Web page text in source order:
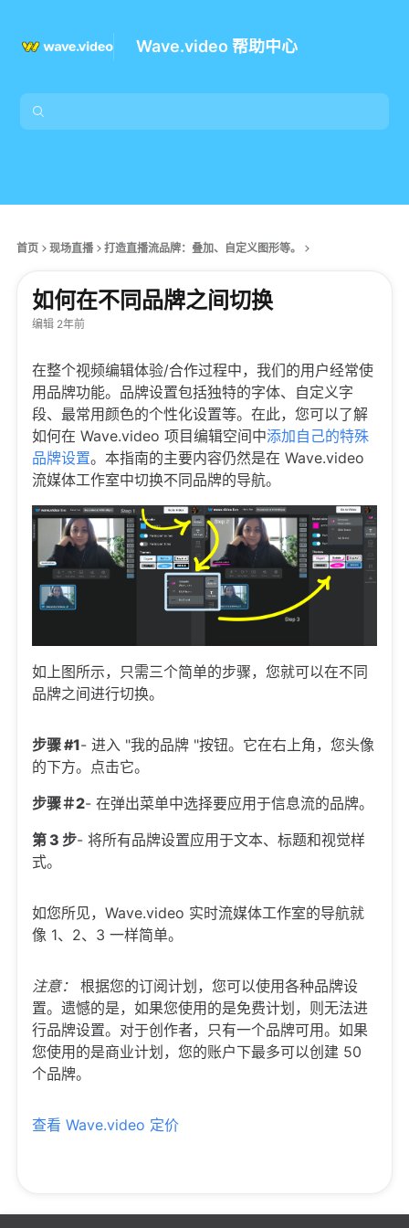
Wave.video 帮助中心
首页 现场直播 打造直播流品牌：叠加、自定义图形等。
如何在不同品牌之间切换
编辑 2年前
在整个视频编辑体验/合作过程中，我们的用户经常使
用品牌功能。品牌设置包括独特的字体、自定义字
段、最常用颜色的个性化设置等。在此，您可以了解
如何在 Wave.video 项目编辑空间中添加自己的特殊
品牌设置。本指南的主要内容仍然是在 Wave.video
流媒体工作室中切换不同品牌的导航。
如上图所示，只需三个简单的步骤，您就可以在不同
品牌之间进行切换。
步骤 #1- 进入 "我的品牌 "按钮。它在右上角，您头像
的下方。点击它。
步骤＃2- 在弹出菜单中选择要应用于信息流的品牌。
第 3 步- 将所有品牌设置应用于文本、标题和视觉样
式。
如您所见，Wave.video 实时流媒体工作室的导航就
像 1、2、3 一样简单。
注意： 根据您的订阅计划，您可以使用各种品牌设
置。遗憾的是，如果您使用的是免费计划，则无法进
行品牌设置。对于创作者，只有一个品牌可用。如果
您使用的是商业计划，您的账户下最多可以创建 50
个品牌。
查看 Wave.video 定价